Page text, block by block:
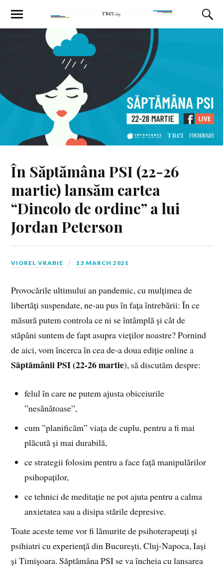
În Săptămâna PSI (22-26
martie) lansăm cartea
“Dincolo de ordine” a lui
Jordan Peterson
VIOREL VRABIE 13 MARCH 2021
Provocările ultimului an pandemic, cu mulțimea de
libertăți suspendate, ne-au pus în fața întrebării: În ce
măsură putem controla ce ni se întâmplă și cât de
stăpâni suntem de fapt asupra vieților noastre? Pornind
de aici, vom încerca în cea de-a doua ediție online a
Săptămânii PSI (22-26 martie), să discutăm despre:
felul în care ne putem ajusta obiceiurile
”nesănătoase”,
cum ”planificăm” viața de cuplu, pentru a fi mai
plăcută și mai durabilă,
ce strategii folosim pentru a face față manipulărilor
psihopaților,
ce tehnici de meditație ne pot ajuta pentru a calma
anxietatea sau a disipa stările depresive.
Toate aceste teme vor fi lămurite de psihoterapeuți și
psihiatri cu experiență din București, Cluj-Napoca, Iași
și Timișoara. Săptămâna PSI se va încheia cu lansarea